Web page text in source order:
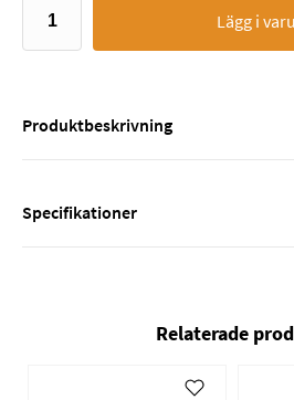
Lägg i
Produktbeskrivning
Specifikationer
Relaterade